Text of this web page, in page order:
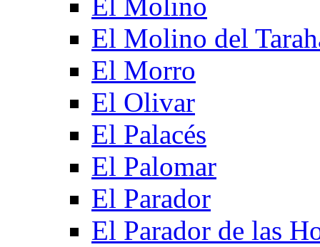
El Molino del
El Morro
El Olivar
El Palacés
El Palomar
El Parador
El Parador de las